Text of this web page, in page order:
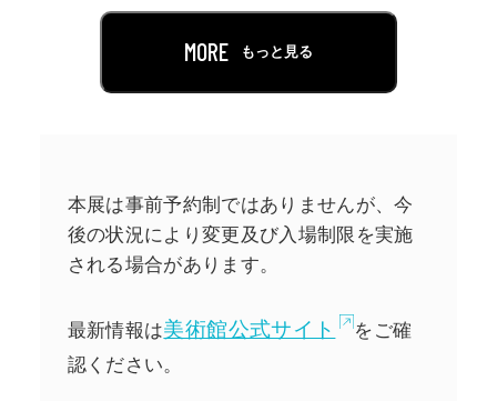
に及びます。東京藝術大学大学美術館では、こ
の多彩なコレクションを広く公開する機会とし
りの名品を、展示室を一巡するように展示。ま
た今回は藝大と天平美術の繋がりに焦点を当
て、古代から現代にいたるまでの天平にまつわ
る名品と貴重な資料を特集展示し、最新の研究
MORE もっと見る
本展は事前予約制ではありませんが、今
後の状況により変更及び入場制限を実施
される場合があります。
最新情報は美術館公式サイト
をご確
認ください。